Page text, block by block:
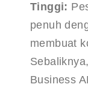
Tinggi:
penuh
membuat
Business